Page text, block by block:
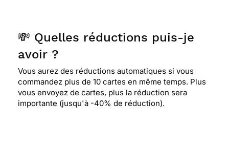
💸 Quelles réductions puis-je
avoir ?
Vous aurez des réductions automatiques si vous
commandez plus de 10 cartes en même temps. Plus
vous envoyez de cartes, plus la réduction sera
importante (jusqu'à -40% de réduction).